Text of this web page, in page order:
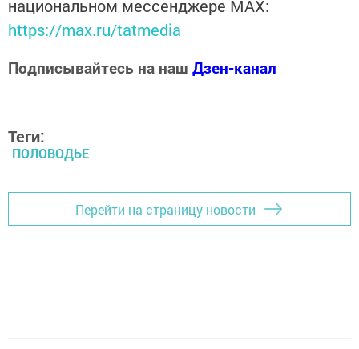
национальном мессенджере MАХ:
https://max.ru/tatmedia
Подписывайтесь на наш Дзен-канал
Теги:
ПОЛОВОДЬЕ
Перейти на страницу новости